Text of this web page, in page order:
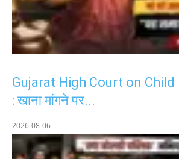
Gujarat High Court on Child
: खाना मांगने पर...
2026-08-06